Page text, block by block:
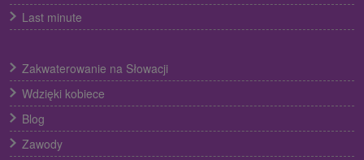
Last minute
Zakwaterowanie na Słowacji
Wdzięki kobiece
Blog
Zawody